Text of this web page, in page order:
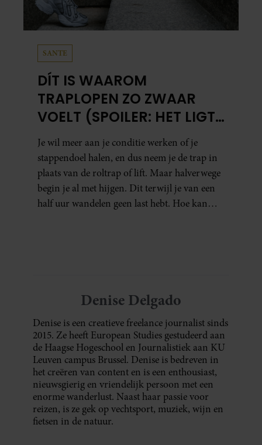
SANTE
DÍT IS WAAROM
TRAPLOPEN ZO ZWAAR
VOELT (SPOILER: HET LIGT
NIET AAN JE CONDITIE)
Je wil meer aan je conditie werken of je
stappendoel halen, en dus neem je de trap in
plaats van de roltrap of lift. Maar halverwege
begin je al met hijgen. Dit terwijl je van een
half uur wandelen geen last hebt. Hoe kan
Denise Delgado
Denise is een creatieve freelance journalist sinds
2015. Ze heeft European Studies gestudeerd aan
de Haagse Hogeschool en Journalistiek aan KU
Leuven campus Brussel. Denise is bedreven in
het creëren van content en is een enthousiast,
nieuwsgierig en vriendelijk persoon met een
enorme wanderlust. Naast haar passie voor
reizen, is ze gek op vechtsport, muziek, wijn en
fietsen in de natuur.